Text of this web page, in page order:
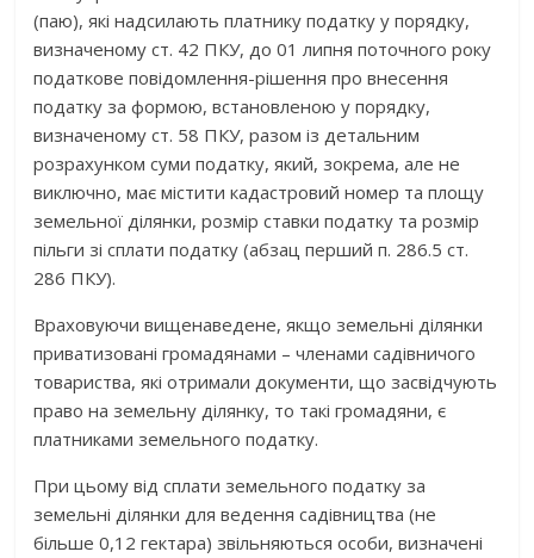
(паю), які надсилають платнику податку у порядку,
визначеному ст. 42 ПКУ, до 01 липня поточного року
податкове повідомлення-рішення про внесення
податку за формою, встановленою у порядку,
визначеному ст. 58 ПКУ, разом із детальним
розрахунком суми податку, який, зокрема, але не
виключно, має містити кадастровий номер та площу
земельної ділянки, розмір ставки податку та розмір
пільги зі сплати податку (абзац перший п. 286.5 ст.
286 ПКУ).
Враховуючи вищенаведене, якщо земельні ділянки
приватизовані громадянами – членами садівничого
товариства, які отримали документи, що засвідчують
право на земельну ділянку, то такі громадяни, є
платниками земельного податку.
При цьому від сплати земельного податку за
земельні ділянки для ведення садівництва (не
більше 0,12 гектара) звільняються особи, визначені